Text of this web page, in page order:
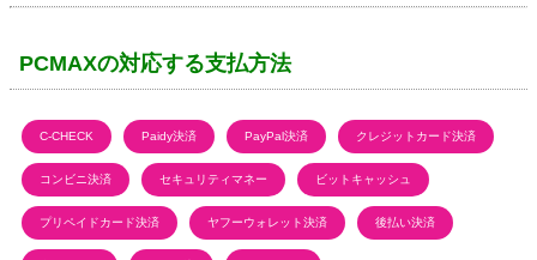
PCMAXの対応する支払方法
C-CHECK Paidy決済 PayPal決済 クレジットカード決済
コンビニ決済 セキュリティマネー ビットキャッシュ
プリペイドカード決済 ヤフーウォレット決済 後払い決済